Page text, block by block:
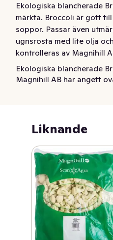
Ekologiska blancherade
märkta. Broccoli är gott
soppor. Passar även
ugnsrosta med lite olja
kontrolleras av Magnihill
Ekologiska blancherade
märkta. Broccoli är gott
Magnihill AB har angett
Liknande